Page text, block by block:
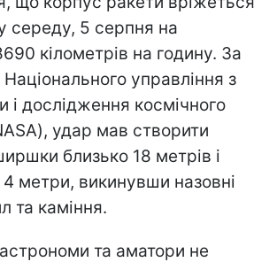
середу, 5 серпня на
кілометрів на годину. За
управління з
і дослідження космічного
удар мав створити
близько 18 метрів і
метри, викинувши назовні
та каміння.
та аматори не